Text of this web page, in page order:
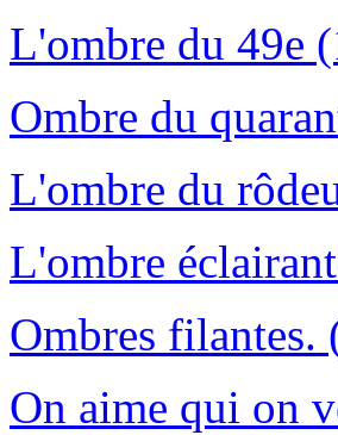
L'ombre du 49e
Ombre du
L'ombre du
L'ombre
Ombres filantes.
On aime qui on